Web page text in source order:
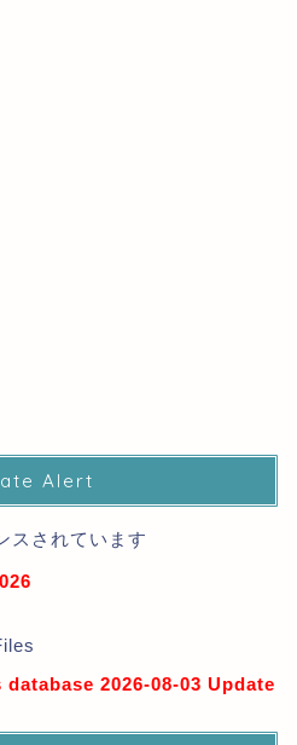
Alert
スされています
2026-08-03 Update